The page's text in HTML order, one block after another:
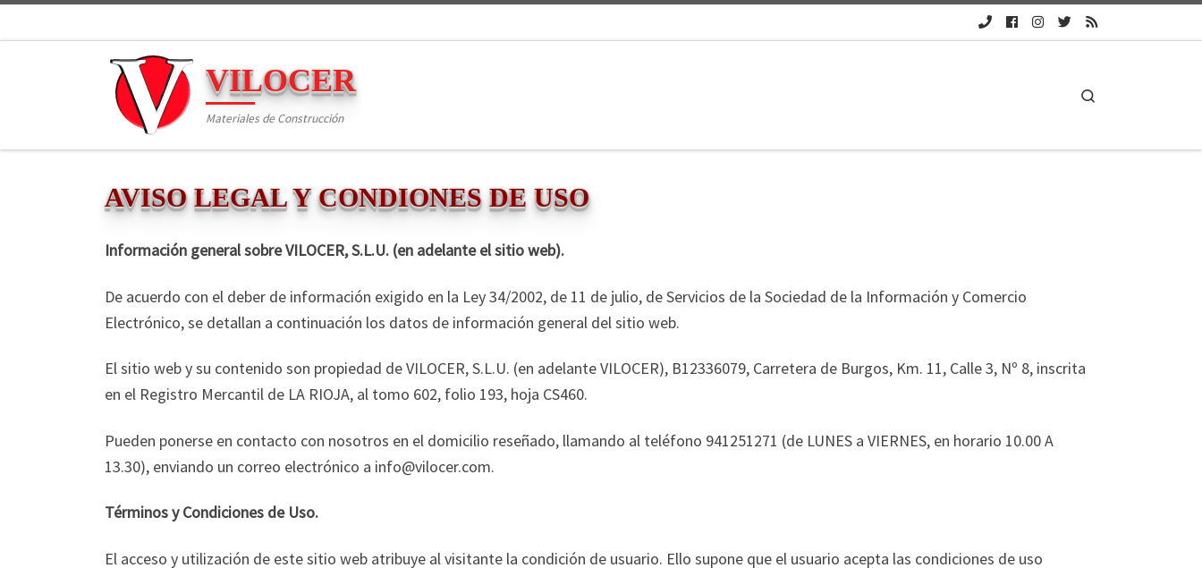
VILOCER
Materiales de Construcción
AVISO LEGAL Y CONDIONES DE USO
Información general sobre VILOCER, S.L.U. (en adelante el sitio web).
De acuerdo con el deber de información exigido en la Ley 34/2002, de 11 de julio, de Servicios de la Sociedad de la Información y Comercio
Electrónico, se detallan a continuación los datos de información general del sitio web.
El sitio web y su contenido son propiedad de VILOCER, S.L.U. (en adelante VILOCER), B12336079, Carretera de Burgos, Km. 11, Calle 3, Nº 8, inscrita
en el Registro Mercantil de LA RIOJA, al tomo 602, folio 193, hoja CS460.
Pueden ponerse en contacto con nosotros en el domicilio reseñado, llamando al teléfono 941251271 (de LUNES a VIERNES, en horario 10.00 A
13.30), enviando un correo electrónico a info@vilocer.com.
Términos y Condiciones de Uso.
El acceso y utilización de este sitio web atribuye al visitante la condición de usuario. Ello supone que el usuario acepta las condiciones de uso